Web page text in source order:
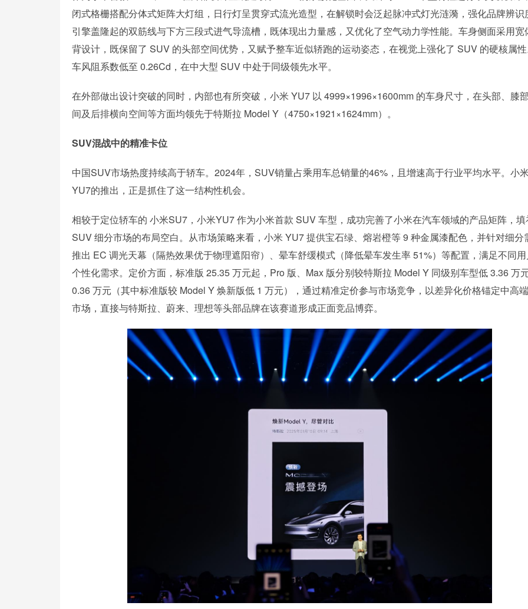
闭式格栅搭配分体式矩阵大灯组，日行灯呈贯穿式流光造型，在解锁时会泛起脉冲式灯光涟漪，强化品牌辨识
引擎盖隆起的双筋线与下方三段式进气导流槽，既体现出力量感，又优化了空气动力学性能。车身侧面采用宽
背设计，既保留了 SUV 的头部空间优势，又赋予整车近似轿跑的运动姿态，在视觉上强化了 SUV 的硬核属
车风阻系数低至 0.26Cd，在中大型 SUV 中处于同级领先水平。
在外部做出设计突破的同时，内部也有所突破，小米 YU7 以 4999×1996×1600mm 的车身尺寸，在头部、膝
间及后排横向空间等方面均领先于特斯拉 Model Y（4750×1921×1624mm）。
SUV混战中的精准卡位
中国SUV市场热度持续高于轿车。2024年，SUV销量占乘用车总销量的46%，且增速高于行业平均水平。小
YU7的推出，正是抓住了这一结构性机会。
相较于定位轿车的 小米SU7，小米YU7 作为小米首款 SUV 车型，成功完善了小米在汽车领域的产品矩阵，
SUV 细分市场的布局空白。从市场策略来看，小米 YU7 提供宝石绿、熔岩橙等 9 种金属漆配色，并针对细分
推出 EC 调光天幕（隔热效果优于物理遮阳帘）、晕车舒缓模式（降低晕车发生率 51%）等配置，满足不同
个性化需求。定价方面，标准版 25.35 万元起，Pro 版、Max 版分别较特斯拉 Model Y 同级别车型低 3.36 万
0.36 万元（其中标准版较 Model Y 焕新版低 1 万元），通过精准定价参与市场竞争，以差异化价格锚定中高
市场，直接与特斯拉、蔚来、理想等头部品牌在该赛道形成正面竞品博弈。